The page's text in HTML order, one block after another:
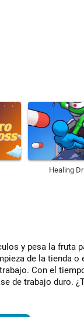
Healing
y pesa la fruta
de la tienda o
Con el
de trabajo duro.